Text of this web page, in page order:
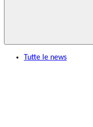
Tutte le news